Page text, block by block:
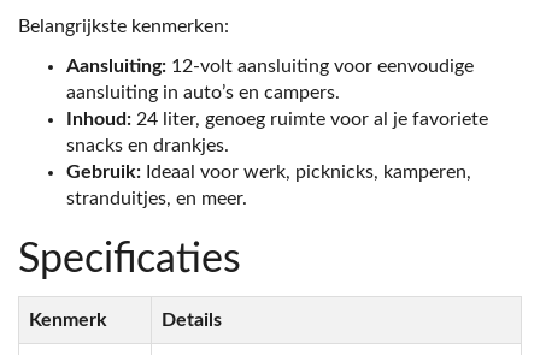
Belangrijkste kenmerken:
Aansluiting: 12-volt aansluiting voor eenvoudige
aansluiting in auto’s en campers.
Inhoud: 24 liter, genoeg ruimte voor al je favoriete
snacks en drankjes.
Gebruik: Ideaal voor werk, picknicks, kamperen,
stranduitjes, en meer.
Specificaties
Kenmerk Details